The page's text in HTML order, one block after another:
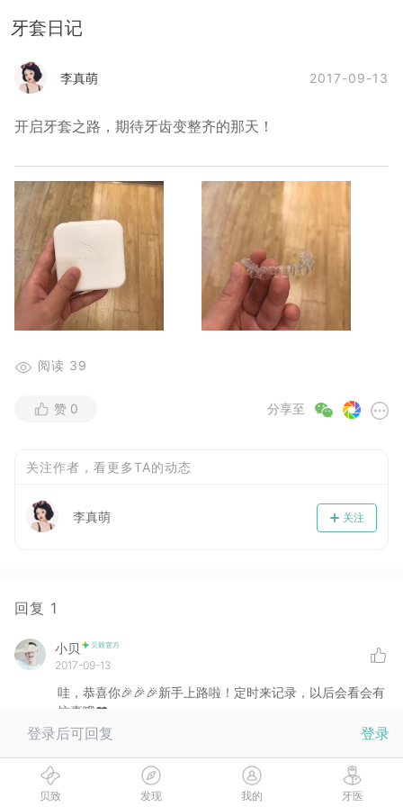
牙套日记
李真萌 2017-09-13
开启牙套之路，期待牙齿变整齐的那天！
阅读 39
分享至
赞 0
关注作者，看更多TA的动态
关注
李真萌
回复 1
小贝
2017-09-13
哇，恭喜你🎉🎉🎉新手上路啦！定时来记录，以后会看会有
惊喜哦❤
没有更多啦
登录后可回复 登录
贝致 发现 我的 牙医